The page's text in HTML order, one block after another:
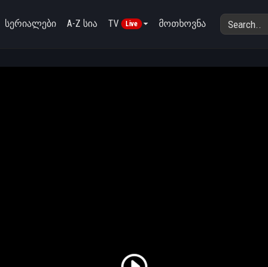
სერიალები A-Z სია TV Live მოთხოვნა